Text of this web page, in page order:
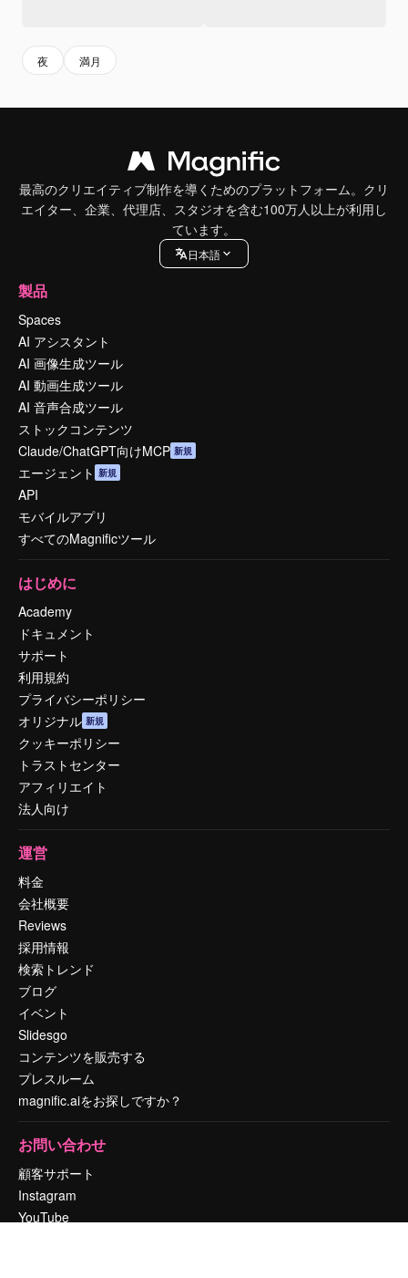
夜 満月
最高のクリエイティブ制作を導くためのプラットフォーム。クリ
エイター、企業、代理店、スタジオを含む100万人以上が利用し
ています。
日本語
製品
Spaces
AI アシスタント
AI 画像生成ツール
AI 動画生成ツール
AI 音声合成ツール
ストックコンテンツ
Claude/ChatGPT向けMCP 新規
エージェント 新規
API
モバイルアプリ
すべてのMagnificツール
はじめに
Academy
ドキュメント
サポート
利用規約
プライバシーポリシー
オリジナル 新規
クッキーポリシー
トラストセンター
アフィリエイト
法人向け
運営
料金
会社概要
Reviews
採用情報
検索トレンド
ブログ
イベント
Slidesgo
コンテンツを販売する
プレスルーム
magnific.aiをお探しですか？
お問い合わせ
顧客サポート
Instagram
YouTube